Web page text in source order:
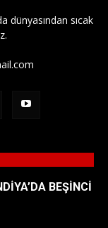
dünyasından sıcak
BEŞİNCİ